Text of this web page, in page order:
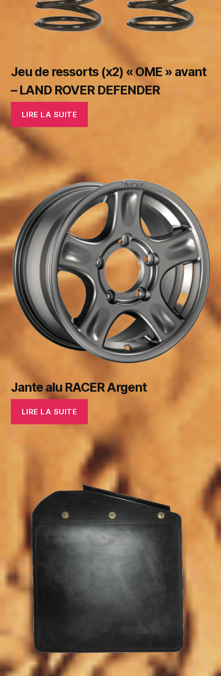
Jeu de ressorts (x2) « OME » avant
– LAND ROVER DEFENDER
LIRE LA SUITE
Jante alu RACER Argent
LIRE LA SUITE